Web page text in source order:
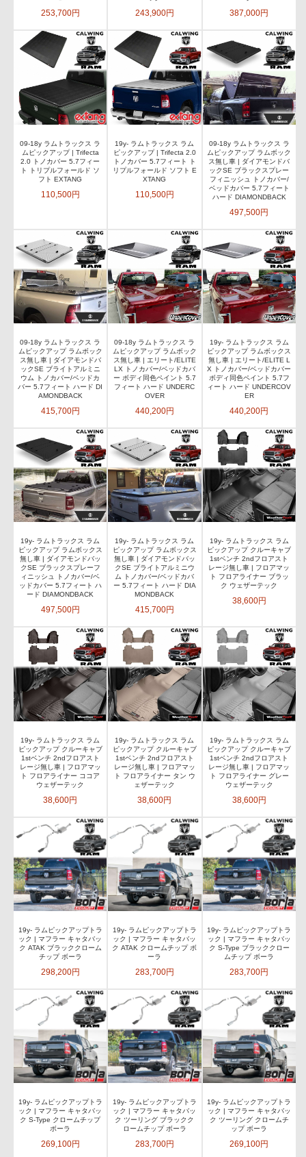
253,700円 243,900円 387,000円
09-18y ラムトラックス ラ
ムピックアップ | Trifecta
2.0 トノカバー 5.7フィー
ト トリプルフォールド ソ
フト EXTANG
110,500円
19y- ラムトラックス ラム
ピックアップ | Trifecta 2.0
トノカバー 5.7フィート ト
リプルフォールド ソフト E
XTANG
110,500円
09-18y ラムトラックス ラ
ムピックアップ ラムボック
ス無し車 | ダイアモンドバ
ックSE ブラックスプレー
フィニッシュ トノカバー/
ベッドカバー 5.7フィート
ハード DIAMONDBACK
497,500円
09-18y ラムトラックス ラ
ムピックアップ ラムボック
ス無し車 | ダイアモンドバ
ックSE ブライトアルミニ
ウム トノカバー/ベッドカ
バー 5.7フィート ハード DI
AMONDBACK
415,700円
09-18y ラムトラックス ラ
ムピックアップ ラムボック
ス無し車 | エリート/ELITE
LX トノカバー/ベッドカバ
ー ボディ同色ペイント 5.7
フィート ハード UNDERC
OVER
440,200円
19y- ラムトラックス ラム
ピックアップ ラムボックス
無し車 | エリート/ELITE L
X トノカバー/ベッドカバー
ボディ同色ペイント 5.7フ
ィート ハード UNDERCOV
ER
440,200円
19y- ラムトラックス ラム
ピックアップ ラムボックス
無し車 | ダイアモンドバッ
クSE ブラックスプレーフ
ィニッシュ トノカバー/ベ
ッドカバー 5.7フィート ハ
ード DIAMONDBACK
497,500円
19y- ラムトラックス ラム
ピックアップ ラムボックス
無し車 | ダイアモンドバッ
クSE ブライトアルミニウ
ム トノカバー/ベッドカバ
ー 5.7フィート ハード DIA
MONDBACK
415,700円
19y- ラムトラックス ラム
ピックアップ クルーキャブ
1stベンチ 2ndフロアスト
レージ無し車 | フロアマッ
ト フロアライナー ブラッ
ク ウェザーテック
38,600円
19y- ラムトラックス ラム
ピックアップ クルーキャブ
1stベンチ 2ndフロアスト
レージ無し車 | フロアマッ
ト フロアライナー ココア
ウェザーテック
38,600円
19y- ラムトラックス ラム
ピックアップ クルーキャブ
1stベンチ 2ndフロアスト
レージ無し車 | フロアマッ
ト フロアライナー タン ウ
ェザーテック
38,600円
19y- ラムトラックス ラム
ピックアップ クルーキャブ
1stベンチ 2ndフロアスト
レージ無し車 | フロアマッ
ト フロアライナー グレー
ウェザーテック
38,600円
19y- ラムピックアップトラ
ック | マフラー キャタバッ
ク ATAK ブラッククローム
チップ ボーラ
298,200円
19y- ラムピックアップトラ
ック | マフラー キャタバッ
ク ATAK クロームチップ ボ
ーラ
283,700円
19y- ラムピックアップトラ
ック | マフラー キャタバッ
ク S-Type ブラッククロー
ムチップ ボーラ
283,700円
19y- ラムピックアップトラ
ック | マフラー キャタバッ
ク S-Type クロームチップ
ボーラ
269,100円
19y- ラムピックアップトラ
ック | マフラー キャタバッ
ク ツーリング ブラックク
ロームチップ ボーラ
283,700円
19y- ラムピックアップトラ
ック | マフラー キャタバッ
ク ツーリング クロームチ
ップ ボーラ
269,100円